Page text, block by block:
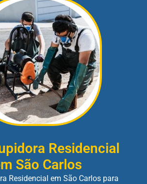
Residencial
São Carlos
Residencial em São Carlos para